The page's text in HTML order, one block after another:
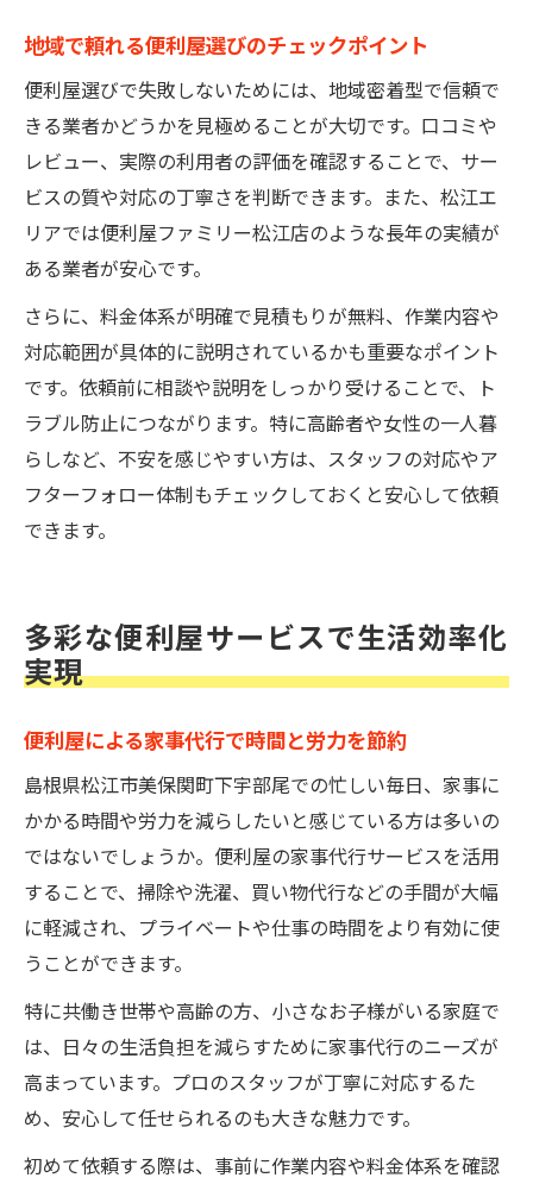
地域で頼れる便利屋選びのチェックポイント
便利屋選びで失敗しないためには、地域密着型で信頼で
きる業者かどうかを見極めることが大切です。口コミや
レビュー、実際の利用者の評価を確認することで、サー
ビスの質や対応の丁寧さを判断できます。また、松江エ
リアでは便利屋ファミリー松江店のような長年の実績が
ある業者が安心です。
さらに、料金体系が明確で見積もりが無料、作業内容や
対応範囲が具体的に説明されているかも重要なポイント
です。依頼前に相談や説明をしっかり受けることで、ト
ラブル防止につながります。特に高齢者や女性の一人暮
らしなど、不安を感じやすい方は、スタッフの対応やア
フターフォロー体制もチェックしておくと安心して依頼
できます。
多彩な便利屋サービスで生活効率化
実現
便利屋による家事代行で時間と労力を節約
島根県松江市美保関町下宇部尾での忙しい毎日、家事に
かかる時間や労力を減らしたいと感じている方は多いの
ではないでしょうか。便利屋の家事代行サービスを活用
することで、掃除や洗濯、買い物代行などの手間が大幅
に軽減され、プライベートや仕事の時間をより有効に使
うことができます。
特に共働き世帯や高齢の方、小さなお子様がいる家庭で
は、日々の生活負担を減らすために家事代行のニーズが
高まっています。プロのスタッフが丁寧に対応するた
め、安心して任せられるのも大きな魅力です。
初めて依頼する際は、事前に作業内容や料金体系を確認